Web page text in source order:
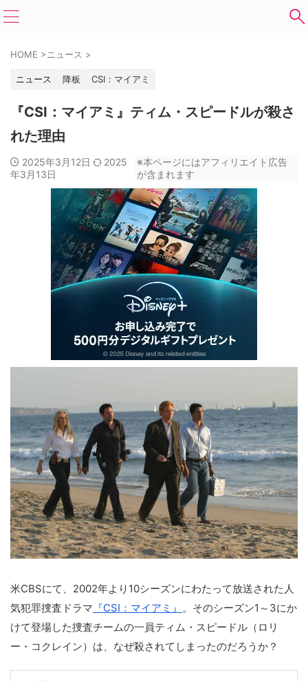
HOME >ニュース >
ニュース 降板 CSI：マイアミ
『CSI：マイアミ』ティム・スピードルが殺さ
れた理由
2025年3月12日
2025
年3月13日
※本ページにはアフィリエイト広告
が含まれます
米CBSにて、2002年より10シーズンにわたって放送された人
気犯罪捜査ドラマ 『CSI：マイアミ』 。そのシーズン1～3にか
けて登場した捜査チームの一員ティム・スピードル（ロリ
ー・コクレイン）は、なぜ殺されてしまったのだろうか？